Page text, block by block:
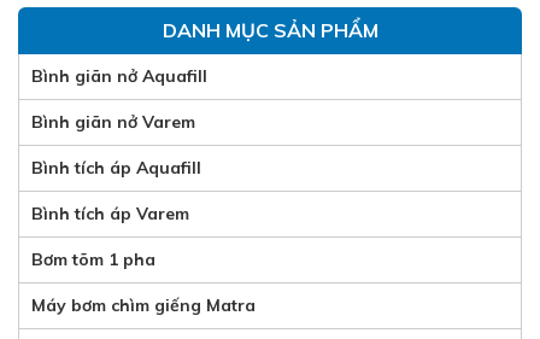
DANH MỤC SẢN PHẨM
Bình giãn nở Aquafill
Bình giãn nở Varem
Bình tích áp Aquafill
Bình tích áp Varem
Bơm tõm 1 pha
Máy bơm chìm giếng Matra